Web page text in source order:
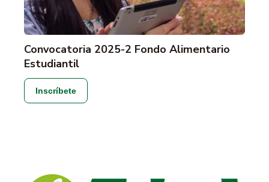
Convocatoria 2025-2 Fondo Alimentario
Estudiantil
Inscríbete